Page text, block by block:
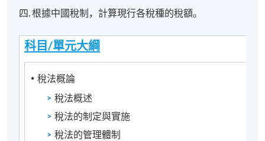
四. 根據中國稅制，計算現行各稅種的稅額。
科目/單元大綱
稅法概論
稅法概述
稅法的制定與實施
稅法的管理體制